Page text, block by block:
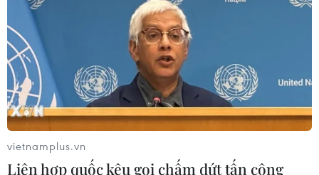
Virus H5N1 lây lan trong
quần thể chim bản địa tại
Australia
29/07/2026 11:42
UNAIDS cảnh báo nguy cơ
đại dịch HIV/AIDS bùng
phát trở lại
29/07/2026 05:17
vietnamplus.vn
Liên hợp quốc kêu gọi chấm dứt tấn công